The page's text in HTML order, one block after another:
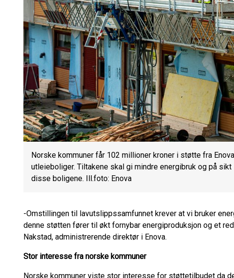
Norske kommuner får 102 millioner kroner i støtte fra
utleieboliger. Tiltakene skal gi mindre energibruk og på
disse boligene. Ill.foto: Enova
-Omstillingen til lavutslippssamfunnet krever at vi bruker
denne støtten fører til økt fornybar energiproduksjon og et
Nakstad, administrerende direktør i Enova.
Stor interesse fra norske kommuner
Norske kommuner viste stor interesse for støttetilbudet da